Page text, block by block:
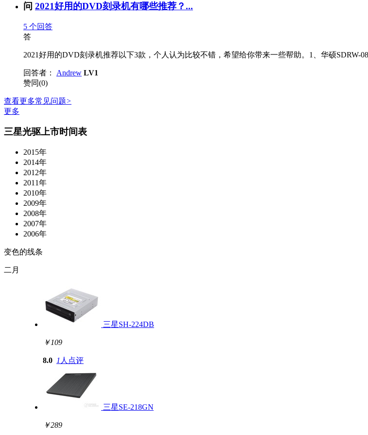
问 2021好用的DVD刻录机有哪些推荐？...
5 个回答
答
2021好用的DVD刻录机推荐以下3款，个人认为比较不错，希望给你带来一些帮助。1、华硕SDRW-
回答者： Andrew LV1
赞同(0)
查看更多常见问题>
更多
三星光驱上市时间表
2015年
2014年
2012年
2011年
2010年
2009年
2008年
2007年
2006年
变色的线条
二月
三星SH-224DB
￥109
8.0 1 人点评
三星SE-218GN
￥289